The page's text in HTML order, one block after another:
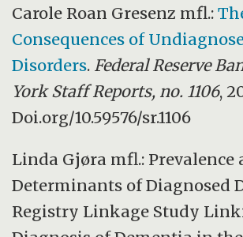
Carole Roan Gresenz mfl.:
Consequences of
Disorders. Federal Reserve
York Staff Reports, no. 1106,
Doi.org/10.59576/sr.1106
Linda Gjøra mfl.: Prevalence
Determinants of Diagnosed
Registry Linkage Study